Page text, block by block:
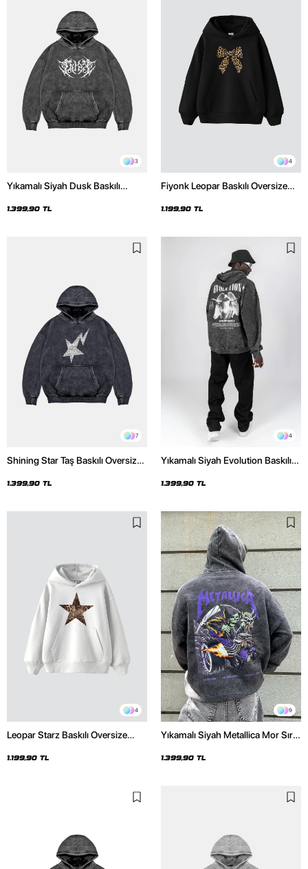
3
Yıkamalı Siyah Dusk Baskılı
1.399,90 TL
4
Fiyonk Leopar Baskılı Oversize
1.199,90 TL
7
Shining Star Taş Baskılı Oversize
Hoodie
1.399,90 TL
4
Yıkamalı Siyah Evolution Baskılı
Hoodie
1.399,90 TL
4
Leopar Starz Baskılı Oversize
1.199,90 TL
9
Yıkamalı Siyah Metallica Mor Sırt
Hoodie
1.399,90 TL